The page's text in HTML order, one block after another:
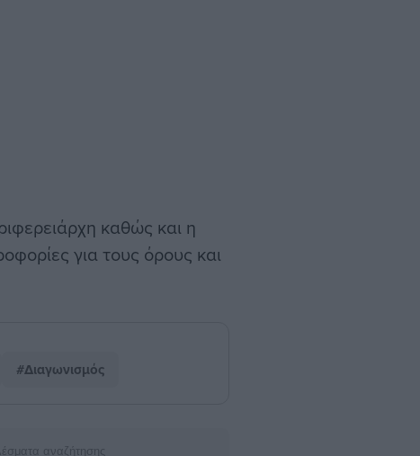
καθώς και η
για τους όρους και
#Διαγωνισμός
αναζήτησης